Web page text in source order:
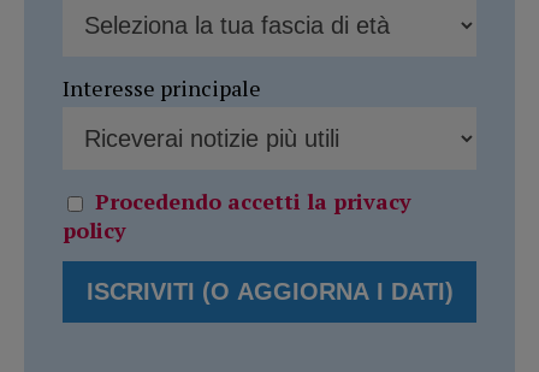
Interesse principale
Procedendo accetti la privacy
policy